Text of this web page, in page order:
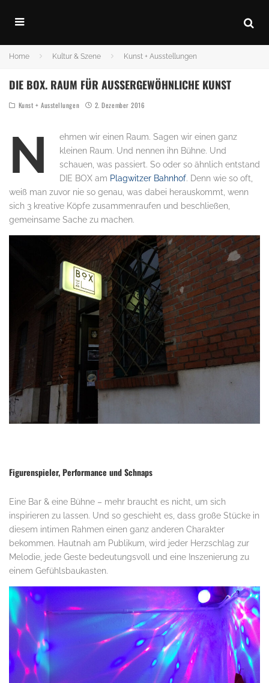
Home Kultur & Szene Kunst + Ausstellungen
DIE BOX. RAUM FÜR AUSSERGEWÖHNLICHE KUNST
Kunst + Ausstellungen 2. Dezember 2016
N
ehmen wir einen Raum. Sagen wir einen ganz
kleinen Raum. Und nennen ihn Bühne. Und
schauen, was passiert. So oder so ähnlich entstand
DIE BOX am Plagwitzer Bahnhof. Denn wie so oft,
weiß man zuvor nie so genau, was dabei herauskommt, wenn
sich 3 kreative Köpfe zusammenraufen und beschließen,
gemeinsame Sache zu machen.
Figurenspieler, Performance und Schnaps
Eine Bar & eine Bühne – mehr braucht es nicht, um sich
inspirieren zu lassen. Und so geschieht es, dass große Stücke in
diesem intimen Rahmen einen ganz anderen Charakter
bekommen. Hautnah am Publikum, wird jeder Herzschlag zur
Melodie, jede Geste bedeutungsvoll und eine Inszenierung zu
einem Gefühlsbaukasten.